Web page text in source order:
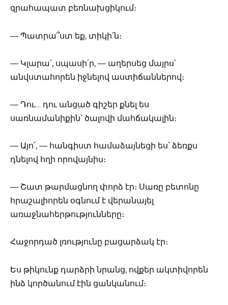
զրահապատ բեռնախցիկում։
— Պատրա՞ստ եք, տիկի՛ն։
— Կլարա՛, սպասի՛ր, — աղերսեց մայրս՝
անվստահորեն իջնելով աստիճաններով։
— Դու… դու անցած գիշեր քնել ես
սառնամանիքին՝ ծալովի մահճակալին։
— Այո՛, — հանգիստ համաձայնեցի ես՝ ձեռքս
դնելով հղի որովայնիս։
— Շատ թարմացնող փորձ էր։ Սառը բետոնը
հրաշալիորեն օգնում է վերանայել
առաջնահերթությունները։
Հաջորդած լռությունը բացարձակ էր։
Ես թիկունք դարձրի նրանց, ովքեր ակտիվորեն
ինձ կործանում էին ցանկանում։